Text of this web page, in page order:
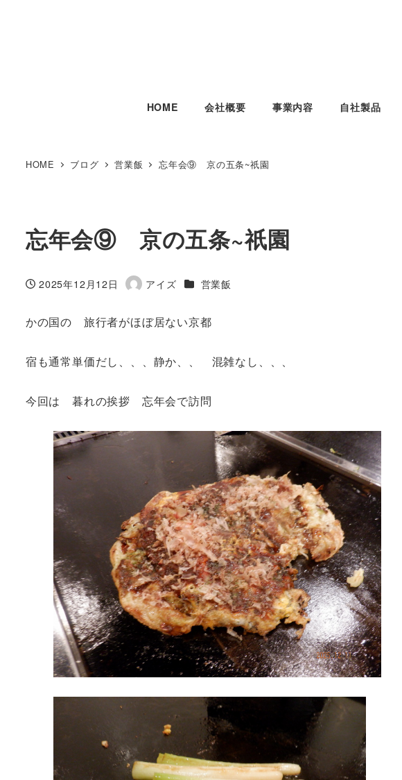
HOME 会社概要 事業内容 自社製品
HOME ブログ 営業飯 忘年会⑨ 京の五条~祇園
忘年会⑨ 京の五条~祇園
投稿日
2025年12月12日
著
アイズ カテゴリー
営業飯
かの国の 旅行者がほぼ居ない京都
宿も通常単価だし、、、静か、、 混雑なし、、、
今回は 暮れの挨拶 忘年会で訪問